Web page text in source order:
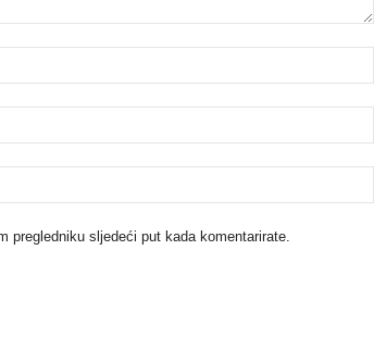
pregledniku sljedeći put kada komentarirate.